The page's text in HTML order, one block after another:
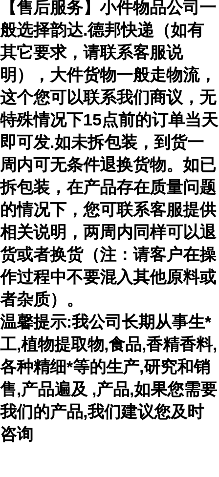
【售后服务】小件物品公司一
般选择韵达.德邦快递（如有
其它要求，请联系客服说
明），大件货物一般走物流，
这个您可以联系我们商议，无
特殊情况下15点前的订单当天
即可发.如未拆包装，到货一
周内可无条件退换货物。如已
拆包装，在产品存在质量问题
的情况下，您可联系客服提供
相关说明，两周内同样可以退
货或者换货（注：请客户在操
作过程中不要混入其他原料或
者杂质）。
温馨提示:我公司长期从事生*
工,植物提取物,食品,香精香料,
各种精细*等的生产,研究和销
售,产品遍及 ,产品,如果您需要
我们的产品,我们建议您及时
咨询